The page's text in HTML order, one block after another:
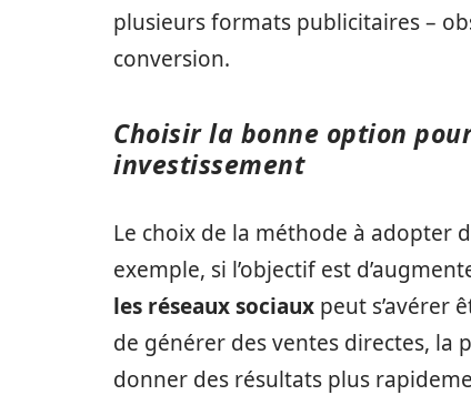
plusieurs formats publicitaires –
conversion.
Choisir la bonne option
investissement
Le choix de la méthode à adopter
exemple, si l’objectif est
les réseaux sociaux peut s’avérer
de générer des ventes directes, la
donner des résultats plus